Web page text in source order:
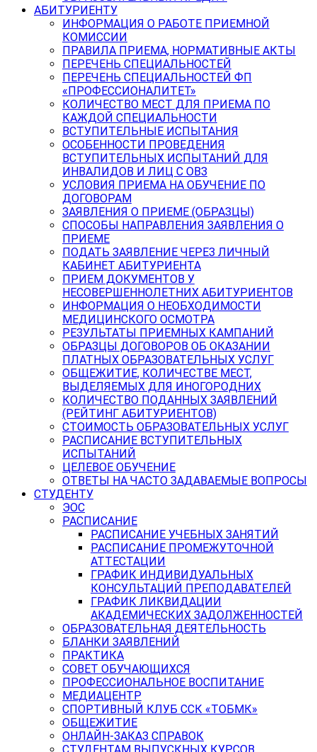
АБИТУРИЕНТУ
ИНФОРМАЦИЯ О РАБОТЕ ПРИЕМНОЙ
КОМИССИИ
ПРАВИЛА ПРИЕМА, НОРМАТИВНЫЕ АКТЫ
ПЕРЕЧЕНЬ СПЕЦИАЛЬНОСТЕЙ
ПЕРЕЧЕНЬ СПЕЦИАЛЬНОСТЕЙ ФП
«ПРОФЕССИОНАЛИТЕТ»
КОЛИЧЕСТВО МЕСТ ДЛЯ ПРИЕМА ПО
КАЖДОЙ СПЕЦИАЛЬНОСТИ
ВСТУПИТЕЛЬНЫЕ ИСПЫТАНИЯ
ОСОБЕННОСТИ ПРОВЕДЕНИЯ
ВСТУПИТЕЛЬНЫХ ИСПЫТАНИЙ ДЛЯ
ИНВАЛИДОВ И ЛИЦ С ОВЗ
УСЛОВИЯ ПРИЕМА НА ОБУЧЕНИЕ ПО
ДОГОВОРАМ
ЗАЯВЛЕНИЯ О ПРИЕМЕ (ОБРАЗЦЫ)
СПОСОБЫ НАПРАВЛЕНИЯ ЗАЯВЛЕНИЯ О
ПРИЕМЕ
ПОДАТЬ ЗАЯВЛЕНИЕ ЧЕРЕЗ ЛИЧНЫЙ
КАБИНЕТ АБИТУРИЕНТА
ПРИЕМ ДОКУМЕНТОВ У
НЕСОВЕРШЕННОЛЕТНИХ АБИТУРИЕНТОВ
ИНФОРМАЦИЯ О НЕОБХОДИМОСТИ
МЕДИЦИНСКОГО ОСМОТРА
РЕЗУЛЬТАТЫ ПРИЕМНЫХ КАМПАНИЙ
ОБРАЗЦЫ ДОГОВОРОВ ОБ ОКАЗАНИИ
ПЛАТНЫХ ОБРАЗОВАТЕЛЬНЫХ УСЛУГ
ОБЩЕЖИТИЕ, КОЛИЧЕСТВЕ МЕСТ,
ВЫДЕЛЯЕМЫХ ДЛЯ ИНОГОРОДНИХ
КОЛИЧЕСТВО ПОДАННЫХ ЗАЯВЛЕНИЙ
(РЕЙТИНГ АБИТУРИЕНТОВ)
СТОИМОСТЬ ОБРАЗОВАТЕЛЬНЫХ УСЛУГ
РАСПИСАНИЕ ВСТУПИТЕЛЬНЫХ
ИСПЫТАНИЙ
ЦЕЛЕВОЕ ОБУЧЕНИЕ
ОТВЕТЫ НА ЧАСТО ЗАДАВАЕМЫЕ ВОПРОСЫ
СТУДЕНТУ
ЭОС
РАСПИСАНИЕ
РАСПИСАНИЕ УЧЕБНЫХ ЗАНЯТИЙ
РАСПИСАНИЕ ПРОМЕЖУТОЧНОЙ
АТТЕСТАЦИИ
ГРАФИК ИНДИВИДУАЛЬНЫХ
КОНСУЛЬТАЦИЙ ПРЕПОДАВАТЕЛЕЙ
ГРАФИК ЛИКВИДАЦИИ
АКАДЕМИЧЕСКИХ ЗАДОЛЖЕННОСТЕЙ
ОБРАЗОВАТЕЛЬНАЯ ДЕЯТЕЛЬНОСТЬ
БЛАНКИ ЗАЯВЛЕНИЙ
ПРАКТИКА
СОВЕТ ОБУЧАЮЩИХСЯ
ПРОФЕССИОНАЛЬНОЕ ВОСПИТАНИЕ
МЕДИАЦЕНТР
СПОРТИВНЫЙ КЛУБ ССК «ТОБМК»
ОБЩЕЖИТИЕ
ОНЛАЙН-ЗАКАЗ СПРАВОК